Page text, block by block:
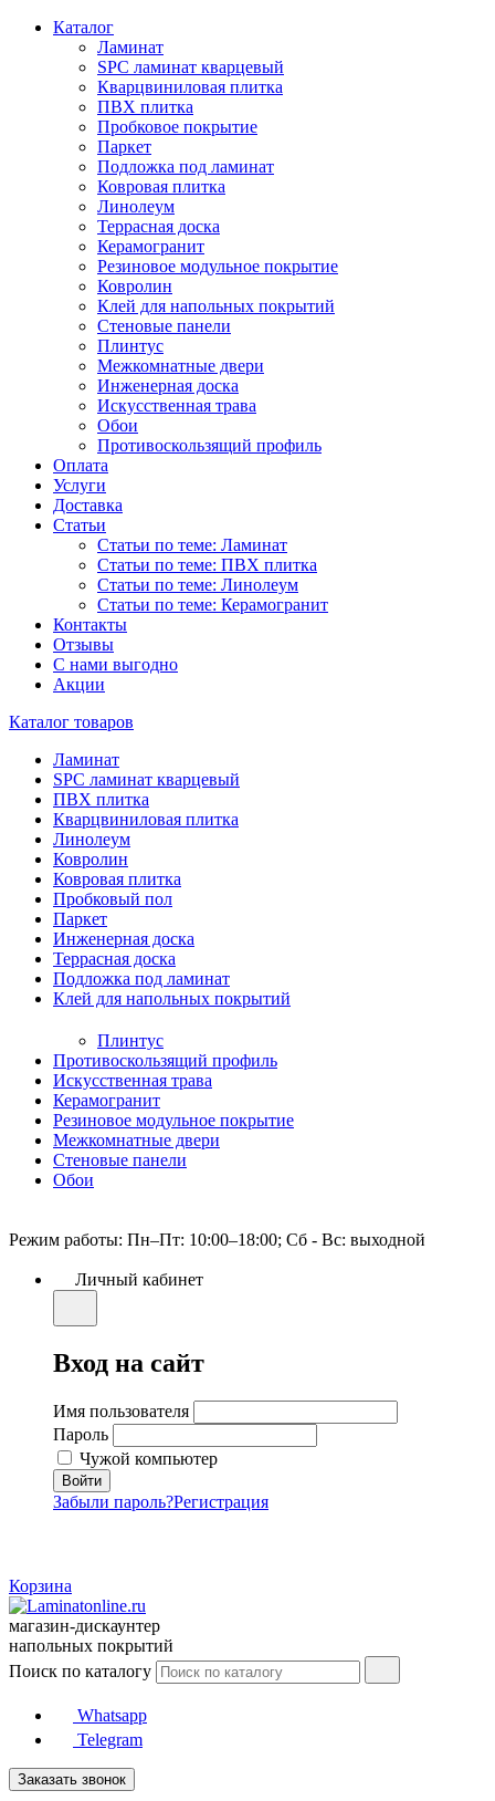
Каталог
Ламинат
SPC ламинат кварцевый
Кварцвиниловая плитка
ПВХ плитка
Пробковое покрытие
Паркет
Подложка под ламинат
Ковровая плитка
Линолеум
Террасная доска
Керамогранит
Резиновое модульное покрытие
Ковролин
Клей для напольных покрытий
Стеновые панели
Плинтус
Межкомнатные двери
Инженерная доска
Искусственная трава
Обои
Противоскользящий профиль
Оплата
Услуги
Доставка
Статьи
Статьи по теме: Ламинат
Статьи по теме: ПВХ плитка
Статьи по теме: Линолеум
Статьи по теме: Керамогранит
Контакты
Отзывы
С нами выгодно
Акции
Каталог товаров
Ламинат
SPC ламинат кварцевый
ПВХ плитка
Кварцвиниловая плитка
Линолеум
Ковролин
Ковровая плитка
Пробковый пол
Паркет
Инженерная доска
Террасная доска
Подложка под ламинат
Клей для напольных покрытий
Плинтус
Противоскользящий профиль
Искусственная трава
Керамогранит
Резиновое модульное покрытие
Межкомнатные двери
Стеновые панели
Обои
Режим работы: Пн–Пт: 10:00–18:00; Сб - Вс: выходной
Личный кабинет
Вход на сайт
Имя пользователя
Пароль
Чужой компьютер
Забыли пароль?Регистрация
Корзина
магазин-дискаунтер
напольных покрытий
Поиск по каталогу
Whatsapp
Telegram
Заказать звонок